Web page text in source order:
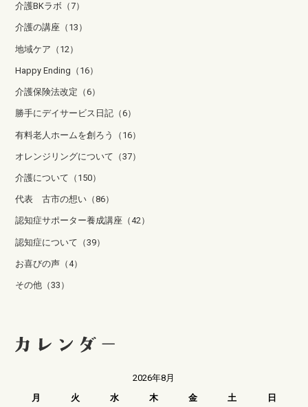
介護BKラボ（7）
介護の講座（13）
地域ケア（12）
Happy Ending（16）
介護保険法改定（6）
勝手にデイサービス日記（6）
有料老人ホームを創ろう（16）
オレンジリングについて（37）
介護について（150）
代表 古市の想い（86）
認知症サポーター養成講座（42）
認知症について（39）
お喜びの声（4）
その他（33）
2026年8月
月
火 水 木 金 土
日